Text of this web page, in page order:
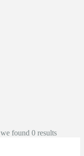
we found 0 results